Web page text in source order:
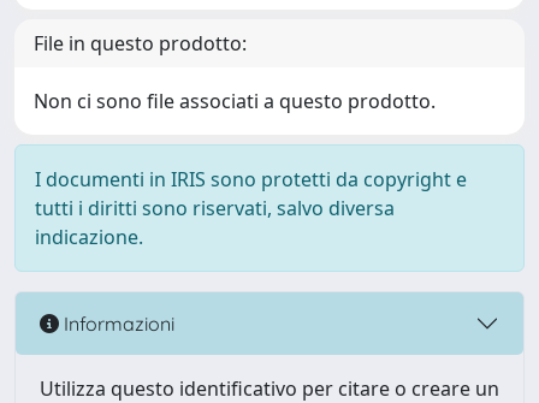
File in questo prodotto:
Non ci sono file associati a questo prodotto.
I documenti in IRIS sono protetti da copyright e
tutti i diritti sono riservati, salvo diversa
indicazione.
Informazioni
Utilizza questo identificativo per citare o creare un